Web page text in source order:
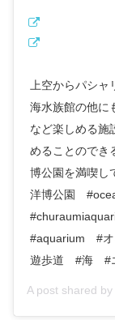
上空からパシ
海水族館の他に
など楽しめる施
めることのでき
博公園を満喫
洋博公園
#aquarium #
遊歩道 #海 #
A post shared